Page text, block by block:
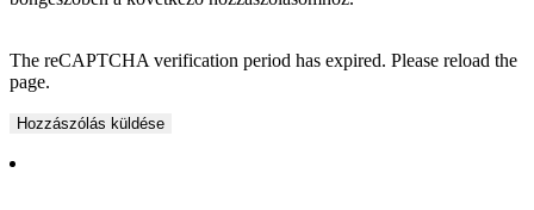
The reCAPTCHA verification period has expired. Please reload the
page.